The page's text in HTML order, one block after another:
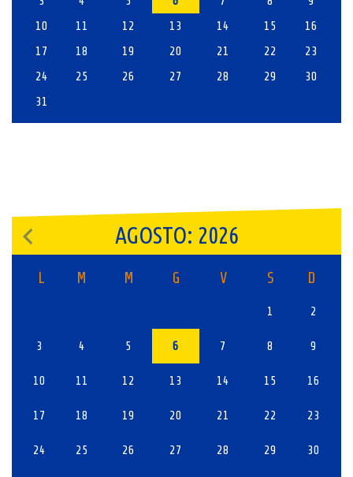
10
11 12 13 14 15
16
17
18 19 20 21 22
23
24
25 26 27 28 29
30
31
AGOSTO: 2026
L M M G V S D
1 2
3 4 5 6 7 8 9
10 11 12 13 14 15 16
17 18 19 20 21 22 23
24 25 26 27 28 29 30